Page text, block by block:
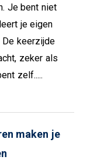
Je bent niet
je eigen
De keerzijde
zeker als
zelf.....
maken je